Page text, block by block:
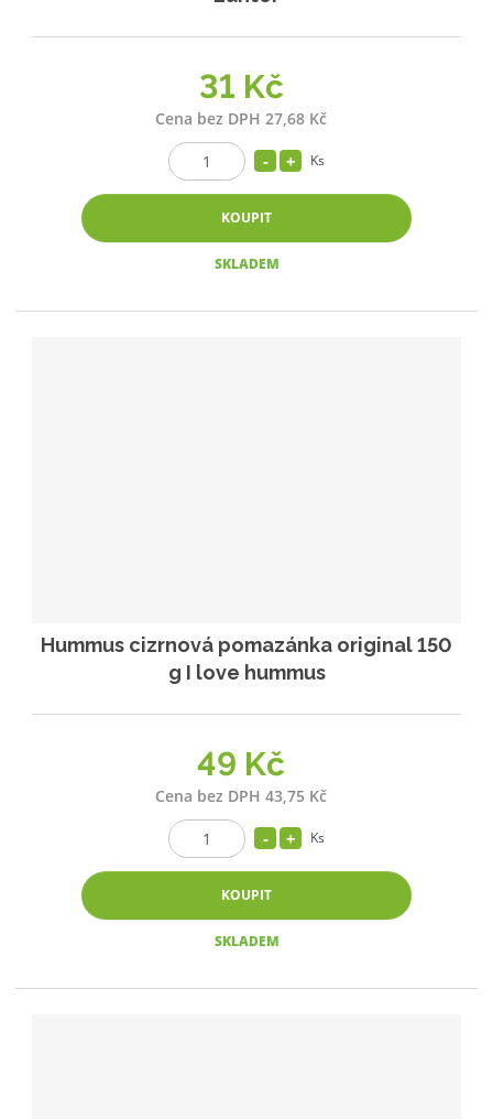
31 Kč
Cena bez DPH 27,68 Kč
Ks
KOUPIT
SKLADEM
Hummus cizrnová pomazánka original 150
g I love hummus
49 Kč
Cena bez DPH 43,75 Kč
Ks
KOUPIT
SKLADEM